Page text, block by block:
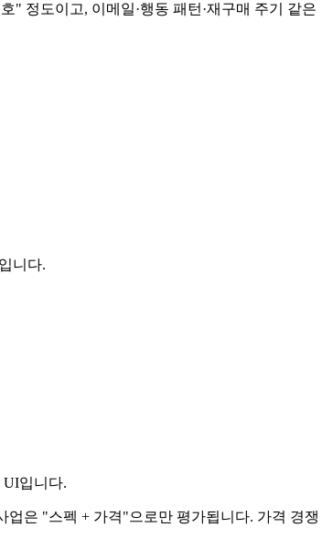
" 정도이고, 이메일·행동 패턴·재구매 주기 같은
니다.
UI입니다.
은 "스펙 + 가격"으로만 평가됩니다. 가격 경쟁